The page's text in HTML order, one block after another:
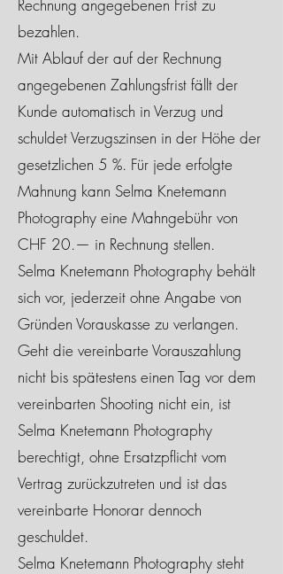
Rechnung angegebenen Frist zu
bezahlen.
Mit Ablauf der auf der Rechnung
angegebenen Zahlungsfrist fällt der
Kunde automatisch in Verzug und
schuldet Verzugszinsen in der Höhe der
gesetzlichen 5 %. Für jede erfolgte
Mahnung kann Selma Knetemann
Photography eine Mahngebühr von
CHF 20.— in Rechnung stellen.
Selma Knetemann Photography behält
sich vor, jederzeit ohne Angabe von
Gründen Vorauskasse zu verlangen.
Geht die vereinbarte Vorauszahlung
nicht bis spätestens einen Tag vor dem
vereinbarten Shooting nicht ein, ist
Selma Knetemann Photography
berechtigt, ohne Ersatzpflicht vom
Vertrag zurückzutreten und ist das
vereinbarte Honorar dennoch
geschuldet.
Selma Knetemann Photography steht